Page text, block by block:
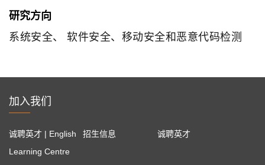
研究方向
系统安全、 软件安全、移动安全和恶意代码检测
加入我们
诚聘英才 | English
Learning Centre
招生信息 诚聘英才